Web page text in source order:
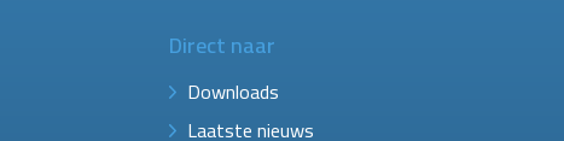
Direct naar
Downloads
Laatste nieuws